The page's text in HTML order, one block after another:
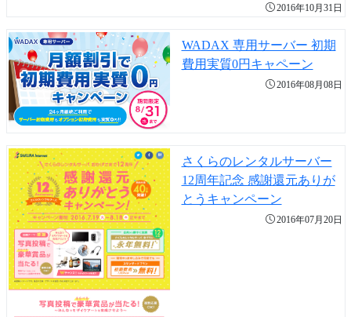
2016年10月31日
WADAX 専用サーバー 初期
費用実質0円キャペーン
2016年08月08日
さくらのレンタルサーバー
12周年記念 感謝還元ありが
とうキャンペーン
2016年07月20日